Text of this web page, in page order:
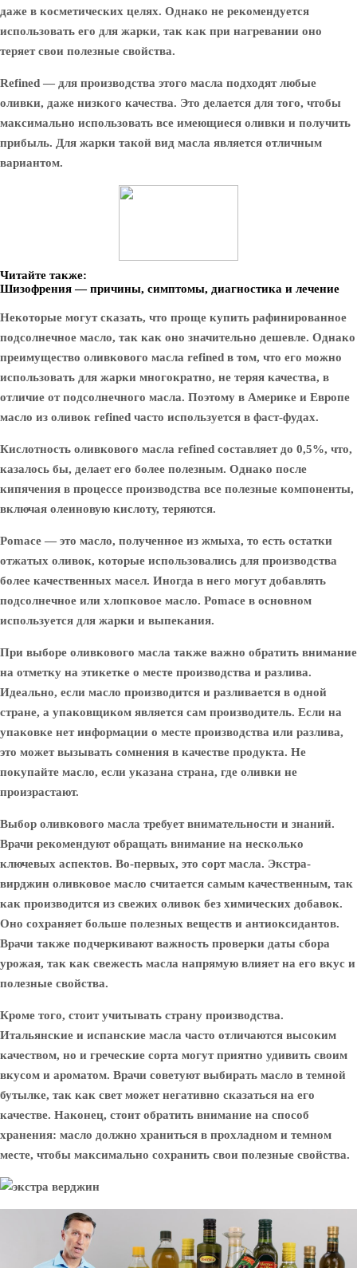
даже в косметических целях. Однако не рекомендуется
использовать его для жарки, так как при нагревании оно
теряет свои полезные свойства.
Refined — для производства этого масла подходят любые
оливки, даже низкого качества. Это делается для того, чтобы
максимально использовать все имеющиеся оливки и получить
прибыль. Для жарки такой вид масла является отличным
вариантом.
Читайте также:
Шизофрения — причины, симптомы, диагностика и лечение
Некоторые могут сказать, что проще купить рафинированное
подсолнечное масло, так как оно значительно дешевле. Однако
преимущество оливкового масла refined в том, что его можно
использовать для жарки многократно, не теряя качества, в
отличие от подсолнечного масла. Поэтому в Америке и Европе
масло из оливок refined часто используется в фаст-фудах.
Кислотность оливкового масла refined составляет до 0,5%, что,
казалось бы, делает его более полезным. Однако после
кипячения в процессе производства все полезные компоненты,
включая олеиновую кислоту, теряются.
Pomace — это масло, полученное из жмыха, то есть остатки
отжатых оливок, которые использовались для производства
более качественных масел. Иногда в него могут добавлять
подсолнечное или хлопковое масло. Pomace в основном
используется для жарки и выпекания.
При выборе оливкового масла также важно обратить внимание
на отметку на этикетке о месте производства и разлива.
Идеально, если масло производится и разливается в одной
стране, а упаковщиком является сам производитель. Если на
упаковке нет информации о месте производства или разлива,
это может вызывать сомнения в качестве продукта. Не
покупайте масло, если указана страна, где оливки не
произрастают.
Выбор оливкового масла требует внимательности и знаний.
Врачи рекомендуют обращать внимание на несколько
ключевых аспектов. Во-первых, это сорт масла. Экстра-
вирджин оливковое масло считается самым качественным, так
как производится из свежих оливок без химических добавок.
Оно сохраняет больше полезных веществ и антиоксидантов.
Врачи также подчеркивают важность проверки даты сбора
урожая, так как свежесть масла напрямую влияет на его вкус и
полезные свойства.
Кроме того, стоит учитывать страну производства.
Итальянские и испанские масла часто отличаются высоким
качеством, но и греческие сорта могут приятно удивить своим
вкусом и ароматом. Врачи советуют выбирать масло в темной
бутылке, так как свет может негативно сказаться на его
качестве. Наконец, стоит обратить внимание на способ
хранения: масло должно храниться в прохладном и темном
месте, чтобы максимально сохранить свои полезные свойства.